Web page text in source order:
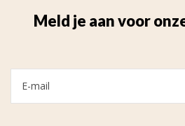
Meld je aan voor